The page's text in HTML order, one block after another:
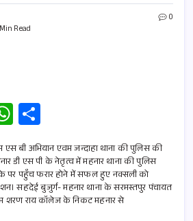
Read
0
W
h
at
s
A
h
ar
e
एस बी अभियान एवम जन्दाहा थाना की पुलिस की
डी एस पी के नेतृत्व में महनार थाना की पुलिस
पर पहुँच फरार होने में सफल हुए नक्सली को
सहदेई बुजुर्ग- महनार थाना के सरमस्तपुर पंचायत
शरण राय कॉलेज के निकट महनार से